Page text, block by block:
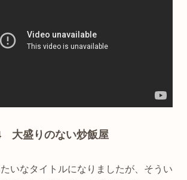
大盛りのない炒飯屋
いなタイトルになりましたが、そうい